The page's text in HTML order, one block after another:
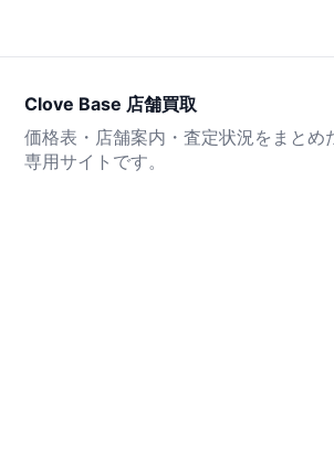
Clove Base 店舗買取
価格表・店舗案内・査定状況をまとめ
専用サイトです。